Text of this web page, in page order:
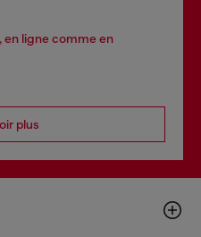
en ligne comme en
plus